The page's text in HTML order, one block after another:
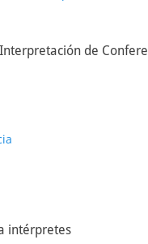
de
intérpretes